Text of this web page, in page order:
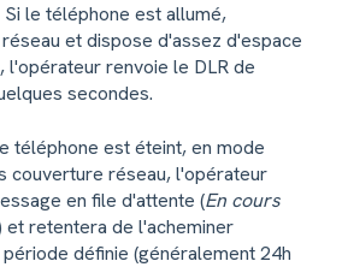
Si le téléphone est allumé,
et dispose d'assez d'espace
l'opérateur renvoie le DLR de
secondes.
téléphone est éteint, en mode
couverture réseau, l'opérateur
en file d'attente (En cours
et retentera de l'acheminer
définie (généralement 24h